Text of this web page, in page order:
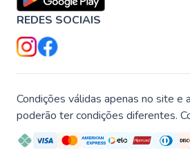
REDES SOCIAIS
Condições válidas apenas no site e
poderão ter condições diferentes.